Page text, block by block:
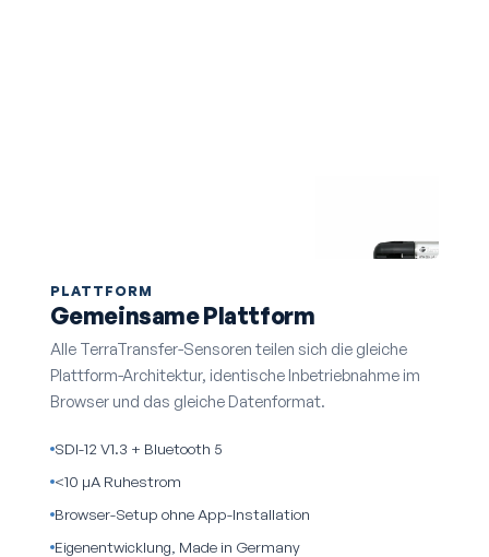
PLATTFORM
Gemeinsame Plattform
Alle TerraTransfer-Sensoren teilen sich die gleiche
Plattform-Architektur, identische Inbetriebnahme im
Browser und das gleiche Datenformat.
SDI-12 V1.3 + Bluetooth 5
<10 µA Ruhestrom
Browser-Setup ohne App-Installation
Eigenentwicklung, Made in Germany